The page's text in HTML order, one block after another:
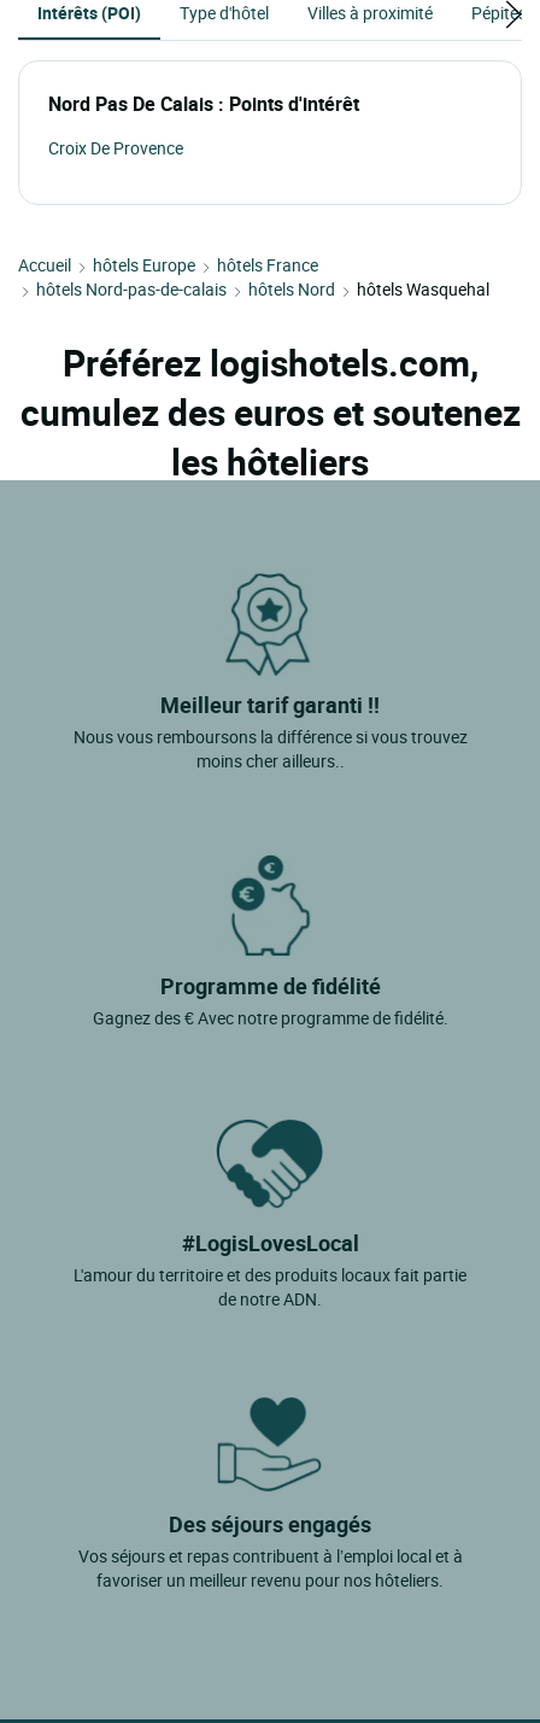
Intérêts (POI) Type d'hôtel Villes à proximité Pépites
Nord Pas De Calais : Points d'intérêt
Croix De Provence
Accueil hôtels Europe
hôtels France
hôtels Nord-pas-de-calais
hôtels Nord hôtels Wasquehal
Préférez logishotels.com,
cumulez des euros et soutenez
les hôteliers
Meilleur tarif garanti !!
Nous vous remboursons la différence si vous trouvez
moins cher ailleurs..
Programme de fidélité
Gagnez des € Avec notre programme de fidélité.
#LogisLovesLocal
L'amour du territoire et des produits locaux fait partie
de notre ADN.
Des séjours engagés
Vos séjours et repas contribuent à l’emploi local et à
favoriser un meilleur revenu pour nos hôteliers.